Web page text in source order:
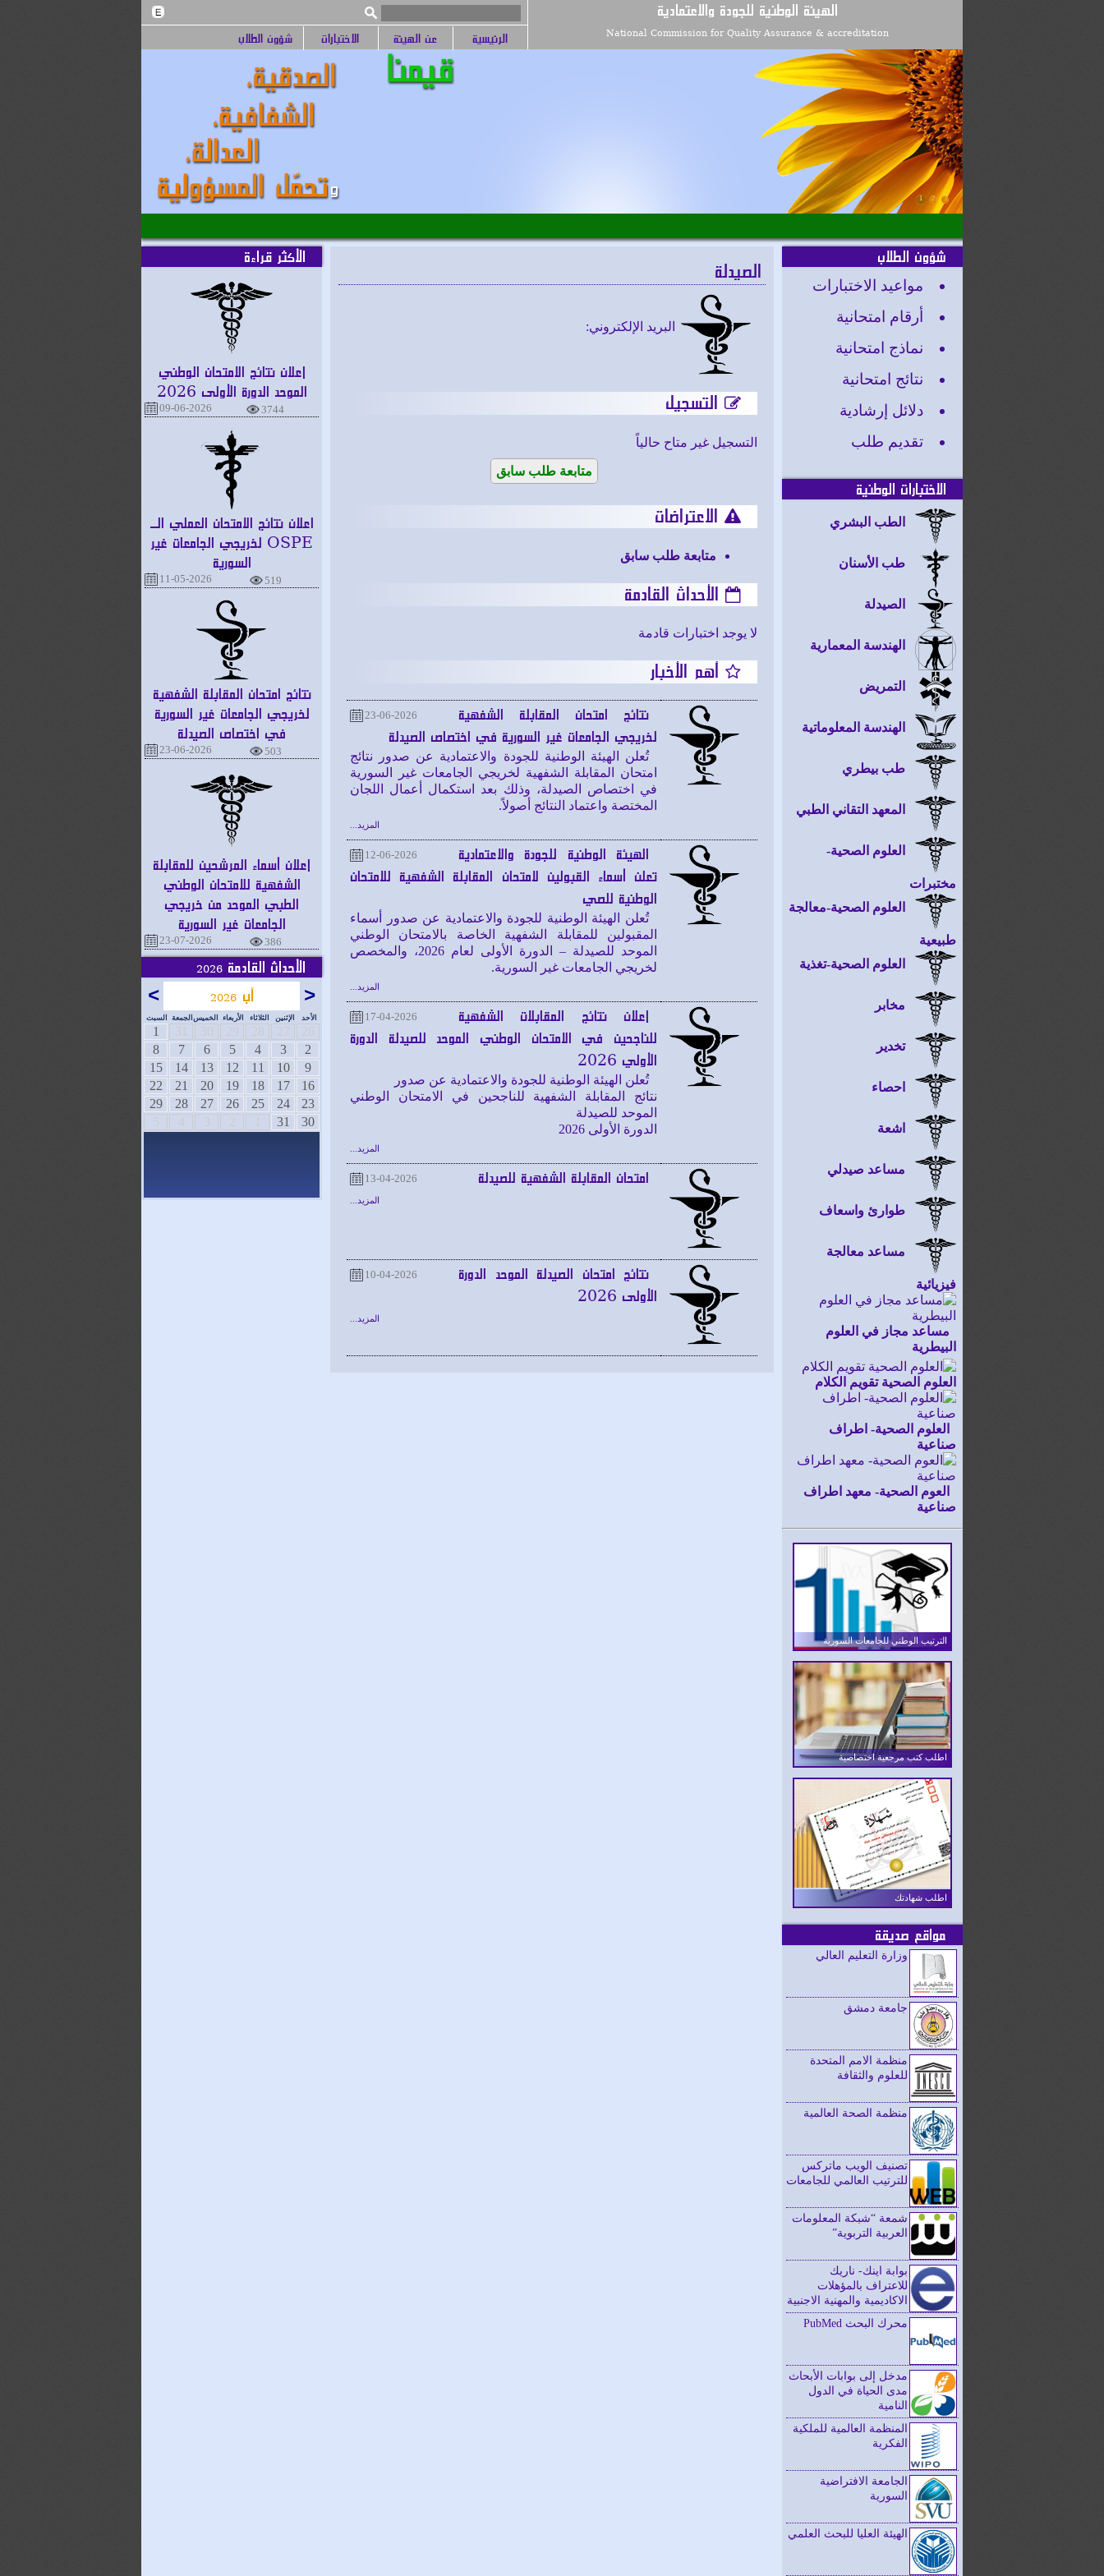
الهيئة الوطنية للجودة والاعتمادية
National Commission for Quality Assurance & accreditation الرئيسية عن الهيئة الاختبارات شؤون الطلاب
1 2 3
شؤون الطلاب
مواعيد الاختبارات
أرقام امتحانية
نماذج امتحانية
نتائج امتحانية
دلائل إرشادية
تقديم طلب
الاختبارات الوطنية
الطب البشري
طب الأسنان
الصيدلة
الهندسة المعمارية
التمريض
الهندسة المعلوماتية
طب بيطري
المعهد التقاني الطبي
العلوم الصحية-
مختبرات
العلوم الصحية-معالجة
طبيعية
العلوم الصحية-تغذية
مخابر
تخدير
احصاء
اشعة
مساعد صيدلي
طوارئ واسعاف
مساعد معالجة
فيزيائية
مساعد مجاز في العلوم
البيطرية
العلوم الصحية تقويم الكلام
العلوم الصحية- اطراف
صناعية
العوم الصحية- معهد اطراف
صناعية
الترتيب الوطني للجامعات السورية
اطلب كتب مرجعية اختصاصية
اطلب شهادتك
مواقع صديقة
وزارة التعليم العالي
جامعة دمشق
منظمة الامم المتحدة
للعلوم والثقافة
منظمة الصحة العالمية
تصنيف الويب ماتركس
للترتيب العالمي للجامعات
شمعة “شبكة المعلومات
العربية التربوية”
بوابة اينك- ناريك
للاعتراف بالمؤهلات
الاكاديمية والمهنية الاجنبية
محرك البحث PubMed
مدخل إلى بوابات الأبحاث
مدى الحياة في الدول
النامية
المنظمة العالمية للملكية
الفكرية
الجامعة الافتراضية
السورية
الهيئة العليا للبحث العلمي
الصيدلة
البريد الإلكتروني:
التسجيل
التسجيل غير متاح حالياً
متابعة طلب سابق
الاعتراضات
متابعة طلب سابق
الأحداث القادمة
لا يوجد اختبارات قادمة
أهم الأخبار
23-06-2026
نتائج امتحان المقابلة الشفهية
لخريجي الجامعات غير السورية في اختصاص الصيدلة
تُعلن الهيئة الوطنية للجودة والاعتمادية عن صدور نتائج
امتحان المقابلة الشفهية لخريجي الجامعات غير السورية
في اختصاص الصيدلة، وذلك بعد استكمال أعمال اللجان
المختصة واعتماد النتائج أصولاً.
المزيد...
12-06-2026
الهيئة الوطنية للجودة والاعتمادية
تعلن أسماء القبولين لامتحان المقابلة الشفهية للامتحان
الوطنية للصي
تُعلن الهيئة الوطنية للجودة والاعتمادية عن صدور أسماء
المقبولين للمقابلة الشفهية الخاصة بالامتحان الوطني
الموحد للصيدلة – الدورة الأولى لعام 2026، والمخصص
لخريجي الجامعات غير السورية.
المزيد...
17-04-2026
إعلان نتائج المقابلات الشفهية
للناجحين في الامتحان الوطني الموحد للصيدلة الدورة
الأولي 2026
تُعلن الهيئة الوطنية للجودة والاعتمادية عن صدور
نتائج المقابلة الشفهية للناجحين في الامتحان الوطني
الموحد للصيدلة
الدورة الأولى 2026
المزيد...
13-04-2026 امتحان المقابلة الشفهية للصيدلة
المزيد...
10-04-2026
نتائج امتحان الصيدلة الموحد الدورة
الأولى 2026
المزيد...
الأكثر قراءة
إعلان نتائج الامتحان الوطني
الموحد الدورة الأولى 2026
09-06-2026 3744
اعلان نتائج الامتحان العملي الـ
OSPE لخريجي الجامعات غير
السورية
11-05-2026 519
نتائج امتحان المقابلة الشفهية
لخريجي الجامعات غير السورية
في اختصاص الصيدلة
23-06-2026 503
إعلان أسماء المرشحين للمقابلة
الشفهية للامتحان الوطني
الطبي الموحد من خريجي
الجامعات غير السورية
23-07-2026 386
الأحداث القادمة 2026
< آب2026
>
الأحد الإثنين الثلاثاء الأربعاء الخميس الجمعة السبت
26
27
28
29
30
31
1
2
3
4
5
6
7
8
9
10
11
12
13
14
15
16
17
18
19
20
21
22
23
24
25
26
27
28
29
30
31
1
2
3
4
5